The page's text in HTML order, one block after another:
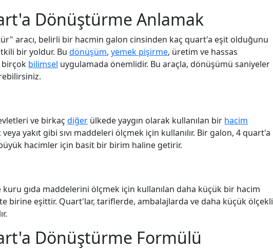
Dönüştürme Anlamak
aracı, belirli bir hacmin galon cinsinden kaç quart'a eşit olduğunu
bir yoldur. Bu dönüşüm, yemek pişirme, üretim ve hassas
bilimsel uygulamada önemlidir. Bu araçla, dönüşümü saniyeler
ve birkaç diğer ülkede yaygın olarak kullanılan bir hacim
yakıt gibi sıvı maddeleri ölçmek için kullanılır. Bir galon, 4 quart'a
hacimler için basit bir birim haline getirir.
kuru gıda maddelerini ölçmek için kullanılan daha küçük bir hacim
birine eşittir. Quart'lar, tariflerde, ambalajlarda ve daha küçük ölçekli
Dönüştürme Formülü